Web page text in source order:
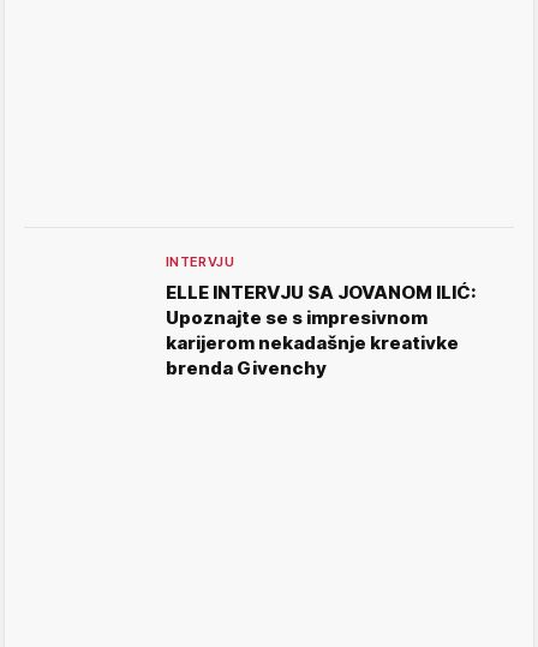
INTERVJU
ELLE INTERVJU SA JOVANOM ILIĆ:
Upoznajte se s impresivnom
karijerom nekadašnje kreativke
brenda Givenchy